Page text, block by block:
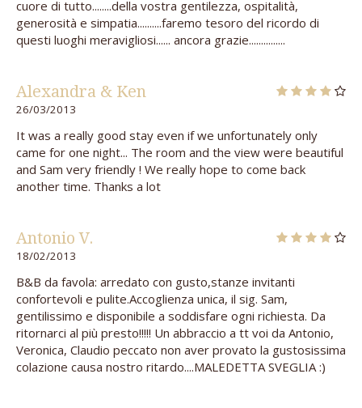
cuore di tutto........della vostra gentilezza, ospitalità,
generosità e simpatia..........faremo tesoro del ricordo di
questi luoghi meravigliosi...... ancora grazie...............
Alexandra & Ken
26/03/2013
It was a really good stay even if we unfortunately only
came for one night... The room and the view were beautiful
and Sam very friendly ! We really hope to come back
another time. Thanks a lot
Antonio V.
18/02/2013
B&B da favola: arredato con gusto,stanze invitanti
confortevoli e pulite.Accoglienza unica, il sig. Sam,
gentilissimo e disponibile a soddisfare ogni richiesta. Da
ritornarci al più presto!!!!! Un abbraccio a tt voi da Antonio,
Veronica, Claudio peccato non aver provato la gustosissima
colazione causa nostro ritardo....MALEDETTA SVEGLIA :)